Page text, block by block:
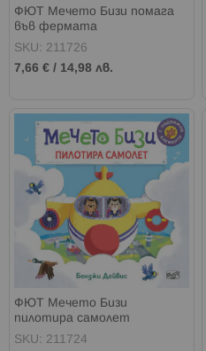
ФЮТ Мечето Бизи помага
във фермата
SKU: 211726
7,66 € / 14,98 лв.
ФЮТ Мечето Бизи
пилотира самолет
SKU: 211724